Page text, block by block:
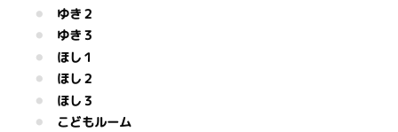
ゆき２
ゆき３
ほし１
ほし２
ほし３
こどもルーム